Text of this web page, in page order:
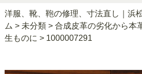
洋服、靴、鞄の修理、寸法直し｜浜
ム > 未分類> 合成皮革の劣化から本
生ものに > 1000007291